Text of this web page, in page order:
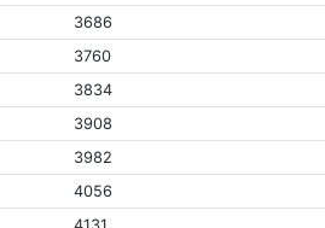
3686
3760
3834
3908
3982
4056